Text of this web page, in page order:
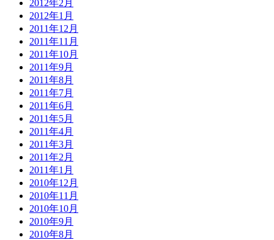
2012年2月
2012年1月
2011年12月
2011年11月
2011年10月
2011年9月
2011年8月
2011年7月
2011年6月
2011年5月
2011年4月
2011年3月
2011年2月
2011年1月
2010年12月
2010年11月
2010年10月
2010年9月
2010年8月